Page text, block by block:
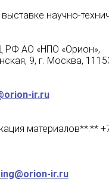
научно-
РФ АО «НПО «Орион»,
ir.ru
материалов**:**
ir.ru